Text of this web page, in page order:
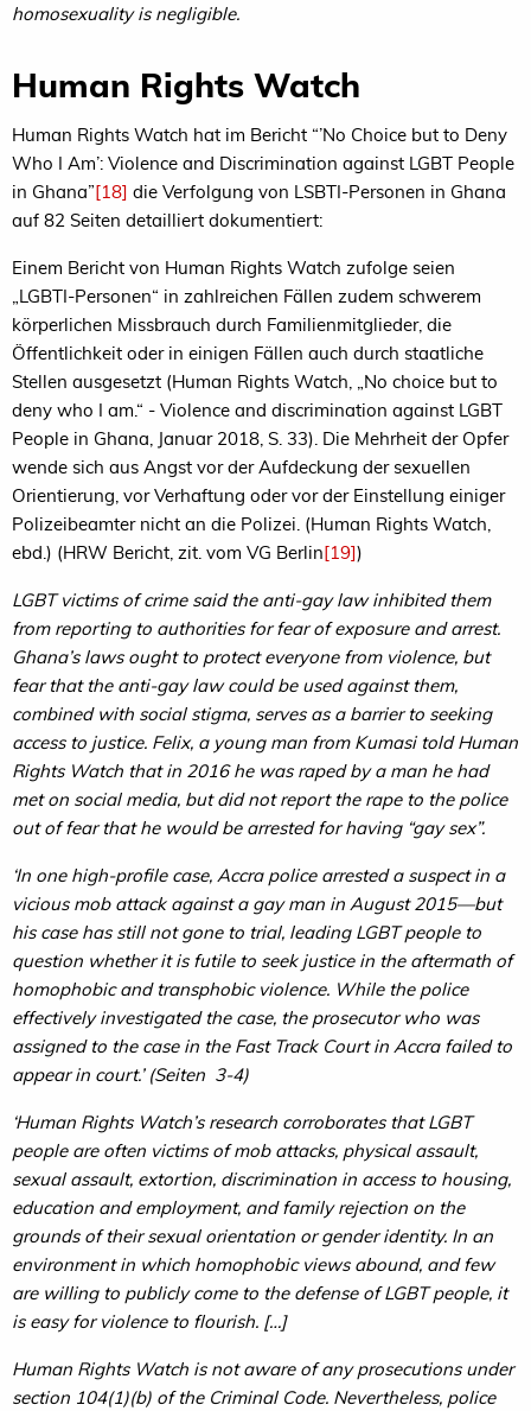
homosexuality is negligible.
Human Rights Watch
Human Rights Watch hat im Bericht “’No Choice but to Deny
Who I Am’: Violence and Discrimination against LGBT People
in Ghana”[18] die Verfolgung von LSBTI-Personen in Ghana
auf 82 Seiten detailliert dokumentiert:
Einem Bericht von Human Rights Watch zufolge seien
„LGBTI-Personen“ in zahlreichen Fällen zudem schwerem
körperlichen Missbrauch durch Familienmitglieder, die
Öffentlichkeit oder in einigen Fällen auch durch staatliche
Stellen ausgesetzt (Human Rights Watch, „No choice but to
deny who I am.“ - Violence and discrimination against LGBT
People in Ghana, Januar 2018, S. 33). Die Mehrheit der Opfer
wende sich aus Angst vor der Aufdeckung der sexuellen
Orientierung, vor Verhaftung oder vor der Einstellung einiger
Polizeibeamter nicht an die Polizei. (Human Rights Watch,
ebd.) (HRW Bericht, zit. vom VG Berlin[19])
LGBT victims of crime said the anti-gay law inhibited them
from reporting to authorities for fear of exposure and arrest.
Ghana’s laws ought to protect everyone from violence, but
fear that the anti-gay law could be used against them,
combined with social stigma, serves as a barrier to seeking
access to justice. Felix, a young man from Kumasi told Human
Rights Watch that in 2016 he was raped by a man he had
met on social media, but did not report the rape to the police
out of fear that he would be arrested for having “gay sex”.
‘In one high-profile case, Accra police arrested a suspect in a
vicious mob attack against a gay man in August 2015—but
his case has still not gone to trial, leading LGBT people to
question whether it is futile to seek justice in the aftermath of
homophobic and transphobic violence. While the police
effectively investigated the case, the prosecutor who was
assigned to the case in the Fast Track Court in Accra failed to
appear in court.’ (Seiten 3-4)
‘Human Rights Watch’s research corroborates that LGBT
people are often victims of mob attacks, physical assault,
sexual assault, extortion, discrimination in access to housing,
education and employment, and family rejection on the
grounds of their sexual orientation or gender identity. In an
environment in which homophobic views abound, and few
are willing to publicly come to the defense of LGBT people, it
is easy for violence to flourish. […]
Human Rights Watch is not aware of any prosecutions under
section 104(1)(b) of the Criminal Code. Nevertheless, police